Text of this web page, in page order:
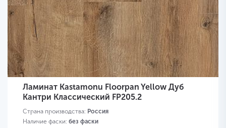
Ламинат Kastamonu Floorpan Yellow Дуб
Кантри Классический FP205.2
Страна производства: Россия
Наличие фаски: без фаски